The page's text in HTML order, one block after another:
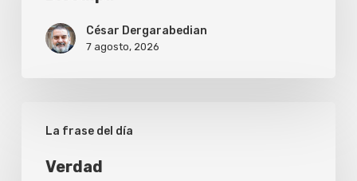
César Dergarabedian
7 agosto, 2026
La frase del día
Verdad